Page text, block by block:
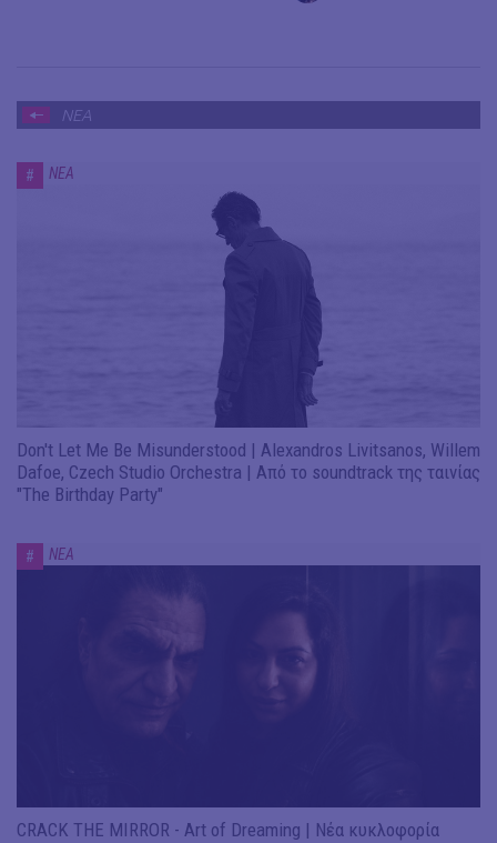
ΝΕΑ
# ΝΕΑ
Don't Let Me Be Misunderstood | Alexandros Livitsanos, Willem
Dafoe, Czech Studio Orchestra | Από το soundtrack της ταινίας
"The Birthday Party"
# ΝΕΑ
CRACK THE MIRROR - Art of Dreaming | Νέα κυκλοφορία